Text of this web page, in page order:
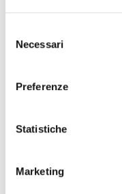
delNecessari
Preferenze
Statistiche
Marketing